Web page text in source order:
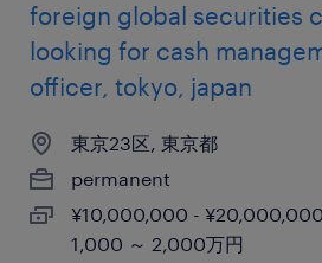
foreign global securities
looking for cash
officer, tokyo, japan
東京23区, 東京都
permanent
¥10,000,000 -
1,000 ～ 2,000万円